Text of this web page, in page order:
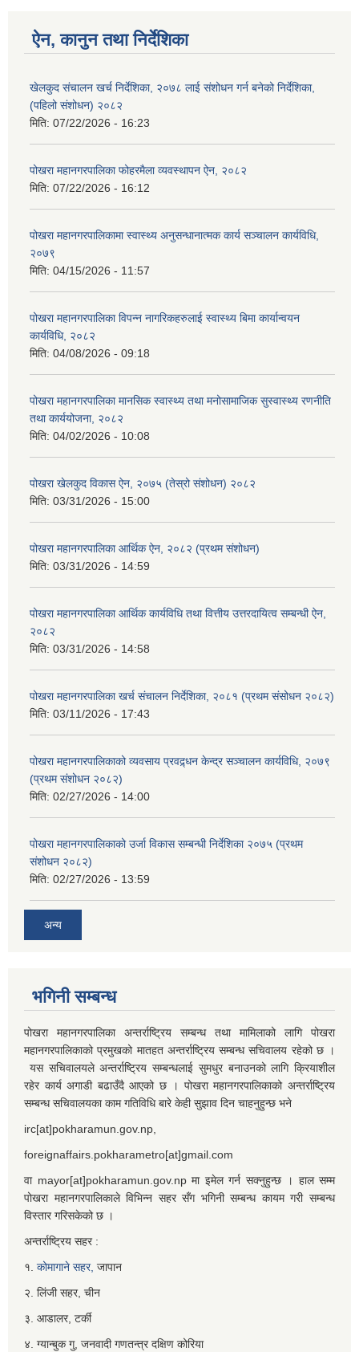
ऐन, कानुन तथा निर्देशिका
खेलकुद संचालन खर्च निर्देशिका, २०७८ लाई संशोधन गर्न बनेको निर्देशिका,
(पहिलो संशोधन) २०८२
मिति: 07/22/2026 - 16:23
पोखरा महानगरपालिका फोहरमैला व्यवस्थापन ऐन, २०८२
मिति: 07/22/2026 - 16:12
पोखरा महानगरपालिकामा स्वास्थ्य अनुसन्धानात्मक कार्य सञ्चालन कार्यविधि,
२०७९
मिति: 04/15/2026 - 11:57
पोखरा महानगरपालिका विपन्न नागरिकहरुलाई स्वास्थ्य बिमा कार्यान्वयन
कार्यविधि, २०८२
मिति: 04/08/2026 - 09:18
पोखरा महानगरपालिका मानसिक स्वास्थ्य तथा मनोसामाजिक सुस्वास्थ्य रणनीति
तथा कार्ययोजना, २०८२
मिति: 04/02/2026 - 10:08
पोखरा खेलकुद विकास ऐन, २०७५ (तेस्रो संशोधन) २०८२
मिति: 03/31/2026 - 15:00
पोखरा महानगरपालिका आर्थिक ऐन, २०८२ (प्रथम संशोधन)
मिति: 03/31/2026 - 14:59
पोखरा महानगरपालिका आर्थिक कार्यविधि तथा वित्तीय उत्तरदायित्व सम्बन्धी ऐन,
२०८२
मिति: 03/31/2026 - 14:58
पोखरा महानगरपालिका खर्च संचालन निर्देशिका, २०८१ (प्रथम संसोधन २०८२)
मिति: 03/11/2026 - 17:43
पोखरा महानगरपालिकाको व्यवसाय प्रवद्र्धन केन्द्र सञ्चालन कार्यविधि, २०७९
(प्रथम संशोधन २०८२)
मिति: 02/27/2026 - 14:00
पोखरा महानगरपालिकाको उर्जा विकास सम्बन्धी निर्देशिका २०७५ (प्रथम
संशोधन २०८२)
मिति: 02/27/2026 - 13:59
अन्य
भगिनी सम्बन्ध
पोखरा महानगरपालिका अन्तर्राष्ट्रिय सम्बन्ध तथा मामिलाको लागि पोखरा
महानगरपालिकाको प्रमुखको मातहत अन्तर्राष्ट्रिय सम्बन्ध सचिवालय रहेको छ ।
यस सचिवालयले अन्तर्राष्ट्रिय सम्बन्धलाई सुमधुर बनाउनको लागि क्रियाशील
रहेर कार्य अगाडी बढाउँदै आएको छ । पोखरा महानगरपालिकाको अन्तर्राष्ट्रिय
सम्बन्ध सचिवालयका काम गतिविधि बारे केही सुझाव दिन चाहनुहुन्छ भने
irc[at]pokharamun.gov.np,
foreignaffairs.pokharametro[at]gmail.com
वा mayor[at]pokharamun.gov.np मा इमेल गर्न सक्नुहुन्छ । हाल सम्म
पोखरा महानगरपालिकाले विभिन्न सहर सँग भगिनी सम्बन्ध कायम गरी सम्बन्ध
विस्तार गरिसकेको छ ।
अन्तर्राष्ट्रिय सहर :
१. कोमागाने सहर, जापान
२. लिंजी सहर, चीन
३. आडालर, टर्की
४. ग्यान्बुक गु, जनवादी गणतन्त्र दक्षिण कोरिया